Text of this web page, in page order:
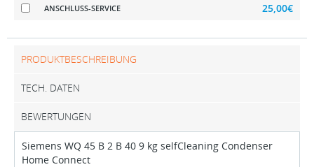
ANSCHLUSS-SERVICE 25,00€
PRODUKTBESCHREIBUNG
TECH. DATEN
BEWERTUNGEN
Siemens WQ 45 B 2 B 40 9 kg selfCleaning Condenser
Home Connect